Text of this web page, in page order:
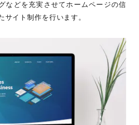
などを充実させてホームページの信
サイト制作を行います。